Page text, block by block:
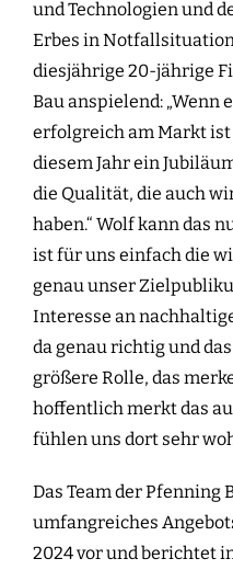
und Technologien und
Erbes in
diesjährige 20-jährige
Bau anspielend: „Wenn
erfolgreich am Markt
diesem Jahr ein
die Qualität, die auch
haben.“ Wolf kann das
ist für uns einfach die
genau unser
Interesse an
da genau richtig und
größere Rolle, das
hoffentlich merkt das
fühlen uns dort sehr
Das Team der Pfenning
umfangreiches
2024 vor und berichtet